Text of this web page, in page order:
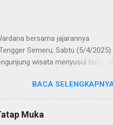
bersama jajarannya
Semeru, Sabtu (5/4/2025).
wisata menyusul terjadi
yang semakin
Probolinggo menegaskan, bahwa
situasi tetap kondusif. Ia juga
anak-anak. "Kami ingin
BACA
Muka